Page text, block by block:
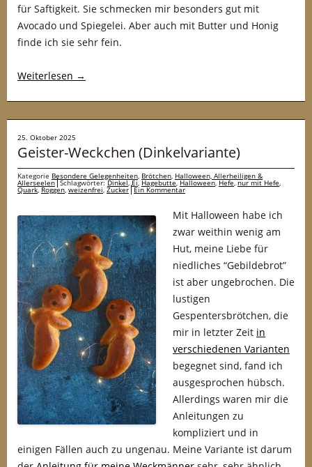
für Saftigkeit. Sie schmecken mir besonders gut mit
Avocado und Spiegelei. Aber auch mit Butter und Honig
finde ich sie sehr fein.
Weiterlesen →
25. Oktober 2025
Geister-Weckchen (Dinkelvariante)
Kategorie Besondere Gelegenheiten, Brötchen, Halloween, Allerheiligen &
Allerseelen Schlagwörter:Dinkel,Ei, Hagebutte,Halloween,Hefe,nur mit Hefe,
Quark,Roggen, weizenfrei, Zucker Ein Kommentar
Mit Halloween habe ich
zwar weithin wenig am
Hut, meine Liebe für
niedliches “Gebildebrot”
ist aber ungebrochen. Die
lustigen
Gespentersbrötchen, die
mir in letzter Zeit in
verschiedenen Varianten
begegnet sind, fand ich
ausgesprochen hübsch.
Allerdings waren mir die
Anleitungen zu
kompliziert und in
einigen Fällen auch zu ungenau. Meine Variante ist darum